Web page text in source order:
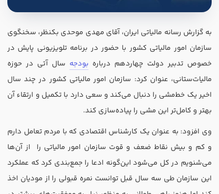
به گزارش رسانه مالیاتی ایران، آقای مهدی موحدی بکنظر، سخنگوی
سازمان امور مالیاتی کشور با حضور در برنامه تلویزیونی پایش در
خصوص تدبیر دولت چهاردهم درباره بودجه سال آتی در حوزه
مالیات‌ستانی، عنوان کرد: سازمان امور مالیاتی کشور در چند سال
اخیر یک خط‌مشی را دنبال می‌کند و سعی دارد با تکمیل و ارتقاء آن
بهتر و کامل‌تر این مشی را پیاده‌سازی کند.
وی افزود: به عنوان یک کارشناس اقتصادی که با مردم تعامل دارم
و کم و بیش نقاط ضعف و قوت سازمان امور مالیاتی را از آن‌ها
می‌شنویم در کل می‌شود این‌گونه ادعا را جمع‌بندی کرد که عملکرد
این سازمان طی سه سال قبل توانست نمره قبولی را از مودیان اخذ
استخدام و شروع کار حسابداری
هدف بلند مدت شما از آموزش چیست ؟
ثبت شرکت حسابداری
تدریس
کار آفرینی
ارتقا به حسابدار حرفه ای